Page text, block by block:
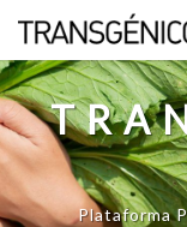
Skip
content
Plataforma